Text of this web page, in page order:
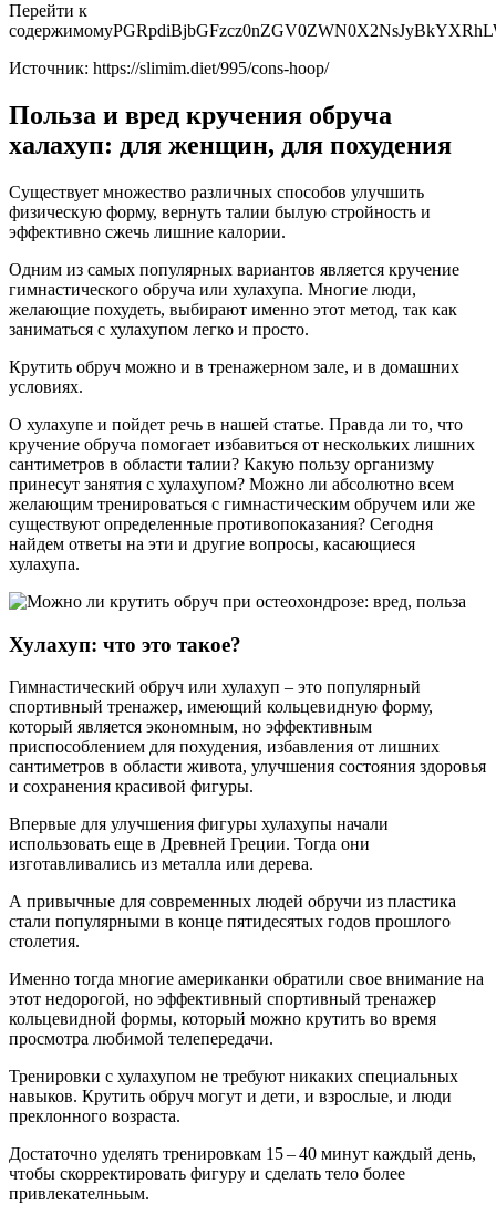
Перейти к
Источник: https://slimim.diet/995/cons-hoop/
Польза и вред кручения обруча
халахуп: для женщин, для похудения
Существует множество различных способов улучшить
физическую форму, вернуть талии былую стройность и
эффективно сжечь лишние калории.
Одним из самых популярных вариантов является кручение
гимнастического обруча или хулахупа. Многие люди,
желающие похудеть, выбирают именно этот метод, так как
заниматься с хулахупом легко и просто.
Крутить обруч можно и в тренажерном зале, и в домашних
условиях.
О хулахупе и пойдет речь в нашей статье. Правда ли то, что
кручение обруча помогает избавиться от нескольких лишних
сантиметров в области талии? Какую пользу организму
принесут занятия с хулахупом? Можно ли абсолютно всем
желающим тренироваться с гимнастическим обручем или же
существуют определенные противопоказания? Сегодня
найдем ответы на эти и другие вопросы, касающиеся
хулахупа.
Хулахуп: что это такое?
Гимнастический обруч или хулахуп – это популярный
спортивный тренажер, имеющий кольцевидную форму,
который является экономным, но эффективным
приспособлением для похудения, избавления от лишних
сантиметров в области живота, улучшения состояния здоровья
и сохранения красивой фигуры.
Впервые для улучшения фигуры хулахупы начали
использовать еще в Древней Греции. Тогда они
изготавливались из металла или дерева.
А привычные для современных людей обручи из пластика
стали популярными в конце пятидесятых годов прошлого
столетия.
Именно тогда многие американки обратили свое внимание на
этот недорогой, но эффективный спортивный тренажер
кольцевидной формы, который можно крутить во время
просмотра любимой телепередачи.
Тренировки с хулахупом не требуют никаких специальных
навыков. Крутить обруч могут и дети, и взрослые, и люди
преклонного возраста.
Достаточно уделять тренировкам 15 – 40 минут каждый день,
чтобы скорректировать фигуру и сделать тело более
привлекателньым.